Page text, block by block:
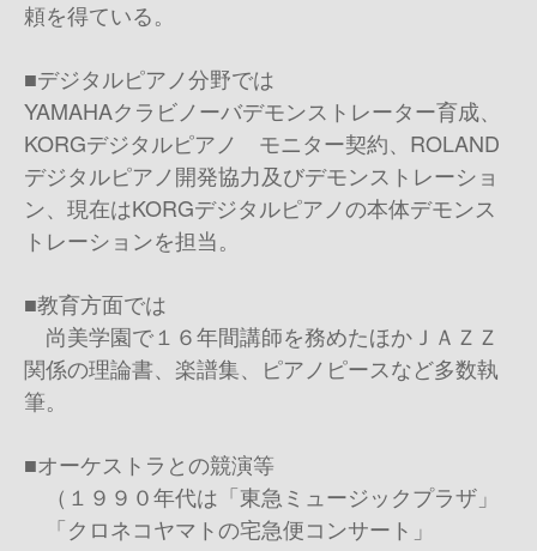
頼を得ている。
■デジタルピアノ分野では
YAMAHAクラビノーバデモンストレーター育成、
KORGデジタルピアノ モニター契約、ROLAND
デジタルピアノ開発協力及びデモンストレーショ
ン、現在はKORGデジタルピアノの本体デモンス
トレーションを担当。
■教育方面では
尚美学園で１６年間講師を務めたほかＪＡＺＺ
関係の理論書、楽譜集、ピアノピースなど多数執
筆。
■オーケストラとの競演等
（１９９０年代は「東急ミュージックプラザ」
「クロネコヤマトの宅急便コンサート」